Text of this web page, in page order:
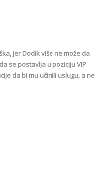
jer Dodik više ne može da
se postavlja u poziciju VIP
da bi mu učinili uslugu, a ne